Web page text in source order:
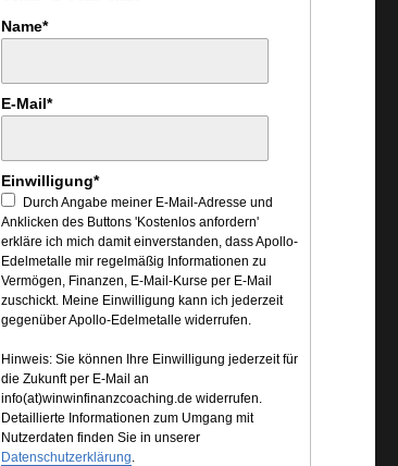
Name*
E-Mail*
Einwilligung*
Durch Angabe meiner E-Mail-Adresse und
Anklicken des Buttons 'Kostenlos anfordern'
erkläre ich mich damit einverstanden, dass Apollo-
Edelmetalle mir regelmäßig Informationen zu
Vermögen, Finanzen, E-Mail-Kurse per E-Mail
zuschickt. Meine Einwilligung kann ich jederzeit
gegenüber Apollo-Edelmetalle widerrufen.
Hinweis: Sie können Ihre Einwilligung jederzeit für
die Zukunft per E-Mail an
info(at)winwinfinanzcoaching.de widerrufen.
Detaillierte Informationen zum Umgang mit
Nutzerdaten finden Sie in unserer
Datenschutzerklärung